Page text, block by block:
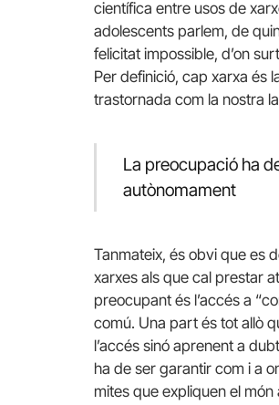
científica entre usos de
adolescents parlem, de
felicitat impossible, d’on
Per definició, cap xarxa és
trastornada com la nostra
La preocupació ha
autònomament
Tanmateix, és obvi que es
xarxes als que cal prestar
preocupant és l’accés a
comú. Una part és tot allò
l’accés sinó aprenent a
ha de ser garantir com i a
mites que expliquen el